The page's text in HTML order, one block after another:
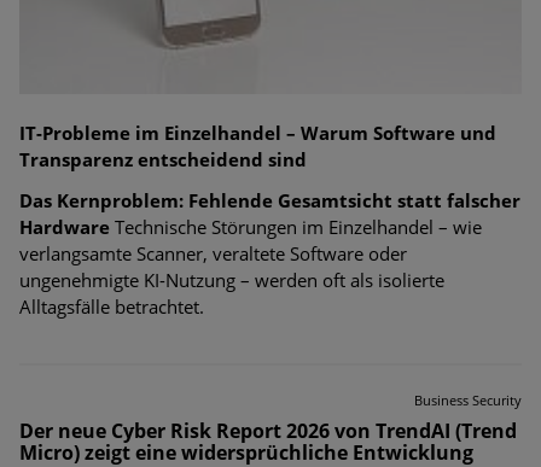
IT-Probleme im Einzelhandel – Warum Software und
Transparenz entscheidend sind
Das Kernproblem: Fehlende Gesamtsicht statt falscher
Hardware Technische Störungen im Einzelhandel – wie
verlangsamte Scanner, veraltete Software oder
ungenehmigte KI-Nutzung – werden oft als isolierte
Alltagsfälle betrachtet.
Business Security
Der neue Cyber Risk Report 2026 von TrendAI (Trend
Micro) zeigt eine widersprüchliche Entwicklung